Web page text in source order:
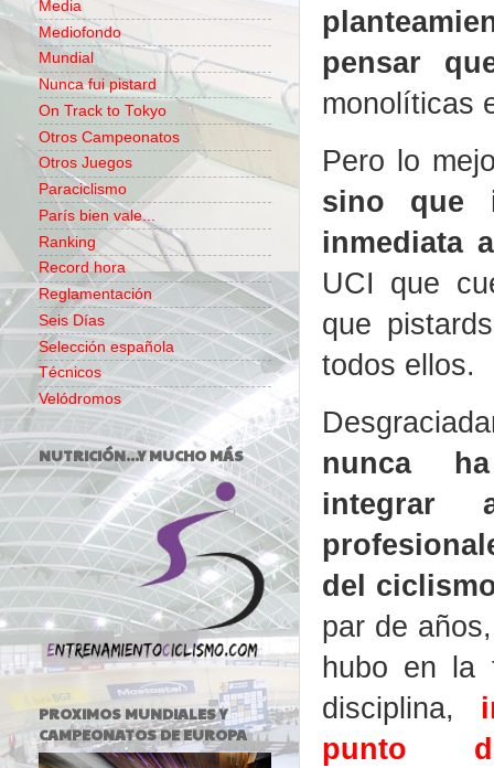
pensar
monolíticas
Pero lo
sino que
inmediata
UCI que
que
todos ellos.
nunca
integrar
del
par de
hubo en la
disciplina,
punto
Media
Mediofondo
Mundial
Nunca fui pistard
On Track to Tokyo
Otros Campeonatos
Otros Juegos
Paraciclismo
París bien vale...
Ranking
Record hora
Reglamentación
Seis Días
Selección española
Técnicos
Velódromos
NUTRICIÓN...Y MUCHO MÁS
PROXIMOS MUNDIALES Y
CAMPEONATOS DE EUROPA